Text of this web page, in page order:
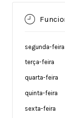
segunda-feira
terça-feira
quarta-feira
quinta-feira
sexta-feira